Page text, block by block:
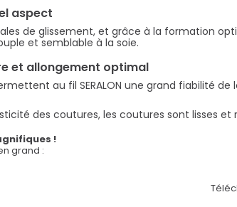
aspect
de glissement, et grâce à la formation
et semblable à la soie.
et allongement optimal
au fil SERALON une grand fiabilité
des coutures, les coutures sont lisses et
!
grand :